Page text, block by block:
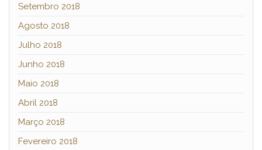
Setembro 2018
Agosto 2018
Julho 2018
Junho 2018
Maio 2018
Abril 2018
Março 2018
Fevereiro 2018